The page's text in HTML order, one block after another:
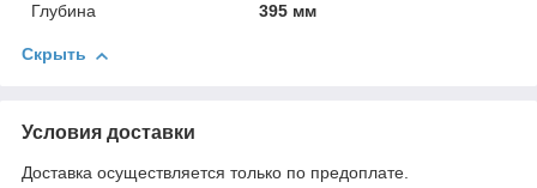
Глубина
395 мм
Скрыть
Условия доставки
Доставка осуществляется только по предоплате.